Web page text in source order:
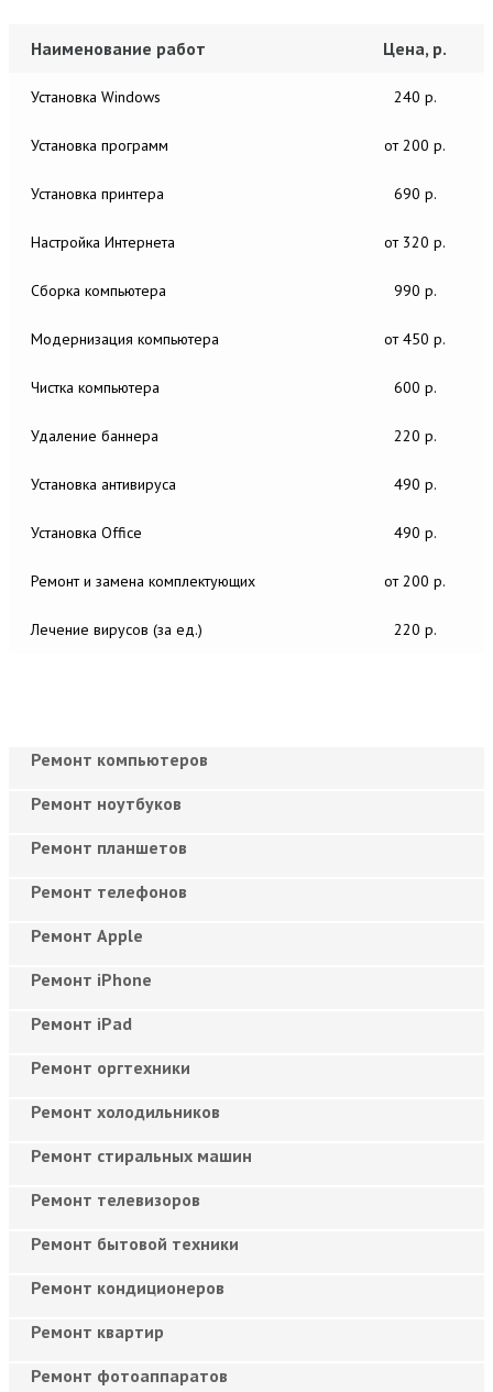
Наименование работ Цена, р.
Установка Windows 240 р.
Установка программ от 200 р.
Установка принтера 690 р.
Настройка Интернета от 320 р.
Сборка компьютера 990 р.
Модернизация компьютера от 450 р.
Чистка компьютера 600 р.
Удаление баннера 220 р.
Установка антивируса 490 р.
Установка Office 490 р.
Ремонт и замена комплектующих от 200 р.
Лечение вирусов (за ед.) 220 р.
Ремонт компьютеров
Ремонт ноутбуков
Ремонт планшетов
Ремонт телефонов
Ремонт Apple
Ремонт iPhone
Ремонт iPad
Ремонт оргтехники
Ремонт холодильников
Ремонт стиральных машин
Ремонт телевизоров
Ремонт бытовой техники
Ремонт кондиционеров
Ремонт квартир
Ремонт фотоаппаратов